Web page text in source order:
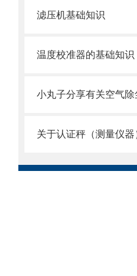
滤压机基础知识
温度校准器的基础知识
小丸子分享有关空气